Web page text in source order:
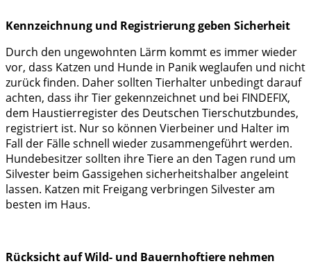
Kennzeichnung und Registrierung geben Sicherheit
Durch den ungewohnten Lärm kommt es immer wieder
vor, dass Katzen und Hunde in Panik weglaufen und nicht
zurück finden. Daher sollten Tierhalter unbedingt darauf
achten, dass ihr Tier gekennzeichnet und bei FINDEFIX,
dem Haustierregister des Deutschen Tierschutzbundes,
registriert ist. Nur so können Vierbeiner und Halter im
Fall der Fälle schnell wieder zusammengeführt werden.
Hundebesitzer sollten ihre Tiere an den Tagen rund um
Silvester beim Gassigehen sicherheitshalber angeleint
lassen. Katzen mit Freigang verbringen Silvester am
besten im Haus.
Rücksicht auf Wild- und Bauernhoftiere nehmen